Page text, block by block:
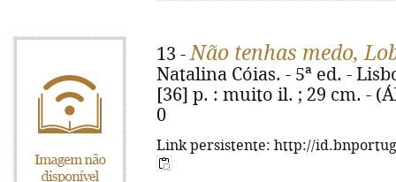
13 -Não tenhas medo,
Natalina Cóias. - 5ª ed. -
[36] p. : muito il. ; 29 cm. -
0
Link persistente: http://